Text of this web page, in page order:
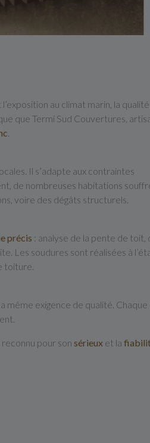
au climat marin, la
que Termi Sud Couvertures,
Il s’adapte aux contraintes
de nombreuses habitations
voire des dégâts structurels.
précis : analyse de la pente de toit,
Les soudures sont réalisées à
toiture.
même exigence de qualité. Chaque
pour son sérieux et la